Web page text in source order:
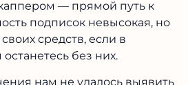
— прямой путь к
подписок невысокая, но
средств, если в
без них.
нам не удалось выявить